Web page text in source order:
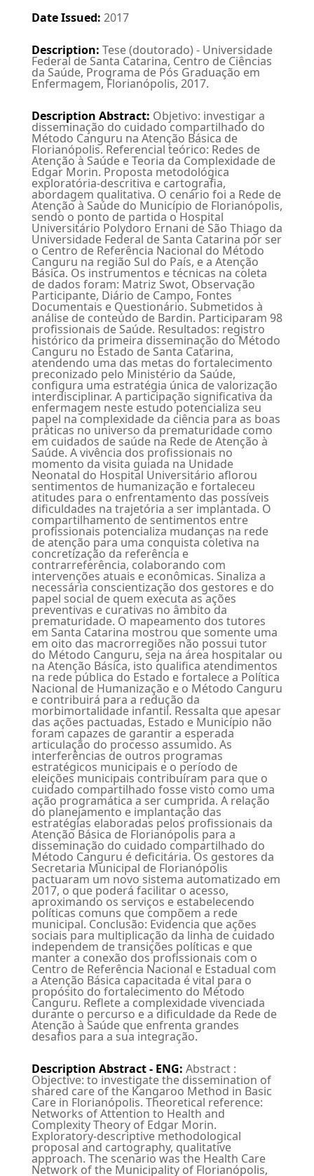
Date Issued: 2017
Description: Tese (doutorado) - Universidade
Federal de Santa Catarina, Centro de Ciências
da Saúde, Programa de Pós Graduação em
Enfermagem, Florianópolis, 2017.
Description Abstract: Objetivo: investigar a
disseminação do cuidado compartilhado do
Método Canguru na Atenção Básica de
Florianópolis. Referencial teórico: Redes de
Atenção à Saúde e Teoria da Complexidade de
Edgar Morin. Proposta metodológica
exploratória-descritiva e cartografia,
abordagem qualitativa. O cenário foi a Rede de
Atenção à Saúde do Município de Florianópolis,
sendo o ponto de partida o Hospital
Universitário Polydoro Ernani de São Thiago da
Universidade Federal de Santa Catarina por ser
o Centro de Referência Nacional do Método
Canguru na região Sul do País, e a Atenção
Básica. Os instrumentos e técnicas na coleta
de dados foram: Matriz Swot, Observação
Participante, Diário de Campo, Fontes
Documentais e Questionário. Submetidos à
análise de conteúdo de Bardin. Participaram 98
profissionais de Saúde. Resultados: registro
histórico da primeira disseminação do Método
Canguru no Estado de Santa Catarina,
atendendo uma das metas do fortalecimento
preconizado pelo Ministério da Saúde,
configura uma estratégia única de valorização
interdisciplinar. A participação significativa da
enfermagem neste estudo potencializa seu
papel na complexidade da ciência para as boas
práticas no universo da prematuridade como
em cuidados de saúde na Rede de Atenção à
Saúde. A vivência dos profissionais no
momento da visita guiada na Unidade
Neonatal do Hospital Universitário aflorou
sentimentos de humanização e fortaleceu
atitudes para o enfrentamento das possíveis
dificuldades na trajetória a ser implantada. O
compartilhamento de sentimentos entre
profissionais potencializa mudanças na rede
de atenção para uma conquista coletiva na
concretização da referência e
contrarreferência, colaborando com
intervenções atuais e econômicas. Sinaliza a
necessária conscientização dos gestores e do
papel social de quem executa as ações
preventivas e curativas no âmbito da
prematuridade. O mapeamento dos tutores
em Santa Catarina mostrou que somente uma
em oito das macrorregiões não possui tutor
do Método Canguru, seja na área hospitalar ou
na Atenção Básica, isto qualifica atendimentos
na rede pública do Estado e fortalece a Política
Nacional de Humanização e o Método Canguru
e contribuirá para a redução da
morbimortalidade infantil. Ressalta que apesar
das ações pactuadas, Estado e Município não
foram capazes de garantir a esperada
articulação do processo assumido. As
interferências de outros programas
estratégicos municipais e o período de
eleições municipais contribuíram para que o
cuidado compartilhado fosse visto como uma
ação programática a ser cumprida. A relação
do planejamento e implantação das
estratégias elaboradas pelos profissionais da
Atenção Básica de Florianópolis para a
disseminação do cuidado compartilhado do
Método Canguru é deficitária. Os gestores da
Secretaria Municipal de Florianópolis
pactuaram um novo sistema automatizado em
2017, o que poderá facilitar o acesso,
aproximando os serviços e estabelecendo
políticas comuns que compõem a rede
municipal. Conclusão: Evidencia que ações
sociais para multiplicação da linha de cuidado
independem de transições políticas e que
manter a conexão dos profissionais com o
Centro de Referência Nacional e Estadual com
a Atenção Básica capacitada é vital para o
propósito do fortalecimento do Método
Canguru. Reflete a complexidade vivenciada
durante o percurso e a dificuldade da Rede de
Atenção à Saúde que enfrenta grandes
desafios para a sua integração.
Description Abstract - ENG: Abstract :
Objective: to investigate the dissemination of
shared care of the Kangaroo Method in Basic
Care in Florianópolis. Theoretical reference:
Networks of Attention to Health and
Complexity Theory of Edgar Morin.
Exploratory-descriptive methodological
proposal and cartography, qualitative
approach. The scenario was the Health Care
Network of the Municipality of Florianópolis,